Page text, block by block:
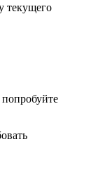
текущего